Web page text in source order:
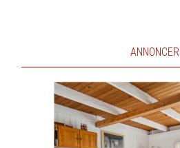
ANNONCER